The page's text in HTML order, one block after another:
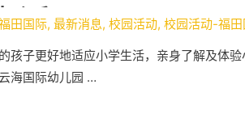
活
田国际,最新消息,校园活动,校园活动-福
孩子更好地适应小学生活，亲身了解及体
海国际幼儿园 …